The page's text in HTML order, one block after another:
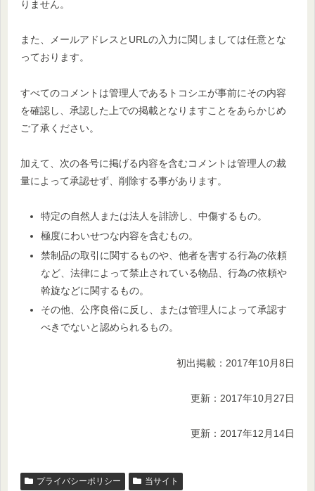
りません。
また、メールアドレスとURLの入力に関しましては任意とな
っております。
すべてのコメントは管理人であるトコシエが事前にその内容
を確認し、承認した上での掲載となりますことをあらかじめ
ご了承ください。
加えて、次の各号に掲げる内容を含むコメントは管理人の裁
量によって承認せず、削除する事があります。
特定の自然人または法人を誹謗し、中傷するもの。
極度にわいせつな内容を含むもの。
禁制品の取引に関するものや、他者を害する行為の依頼
など、法律によって禁止されている物品、行為の依頼や
斡旋などに関するもの。
その他、公序良俗に反し、または管理人によって承認す
べきでないと認められるもの。
初出掲載：2017年10月8日
更新：2017年10月27日
更新：2017年12月14日
プライバシーポリシー
当サイト